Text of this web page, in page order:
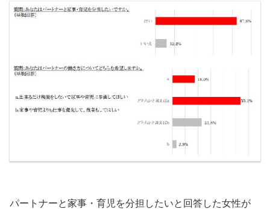
パートナーと家事・育児を分担したいと回答した女性が